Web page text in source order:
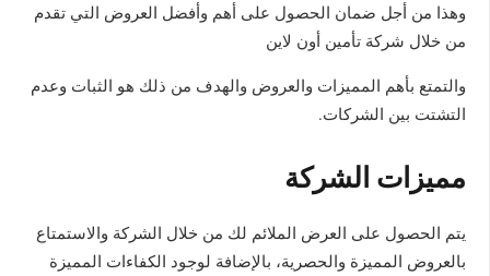
وهذا من أجل ضمان الحصول على أهم وأفضل العروض التي تقدم
من خلال شركة تأمين أون لاين
والتمتع بأهم المميزات والعروض والهدف من ذلك هو الثبات وعدم
التشتت بين الشركات.
مميزات الشركة
يتم الحصول على العرض الملائم لك من خلال الشركة والاستمتاع
بالعروض المميزة والحصرية، بالإضافة لوجود الكفاءات المميزة